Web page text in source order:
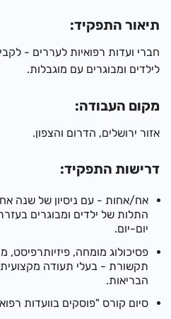
​תיאור התפקיד:
חברי ועדות רפואיות לעררים -
לילדים ומבוגרים עם מוגבלות.
מקום העבודה:
אזור ירושלים, הדרום והצפון.
דרישות התפקיד:
אח/אחות - עם ניסיון של שנה
התלות של ילדים ומבוגרים בעזרת
יום-יום.
פסיכולוג מומחה, פיזיותרפיסט,
תקשורת - בעלי תעודה
הבריאות.
סיום קורס "פוסקים בוועדות